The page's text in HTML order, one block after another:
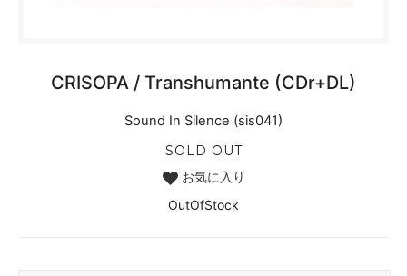
CRISOPA / Transhumante (CDr+DL)
Sound In Silence (sis041)
SOLD OUT
お気に入り
OutOfStock